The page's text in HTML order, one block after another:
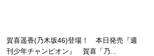
賀喜遥香(乃木坂46)登場！ 本日発売『週
刊少年チャンピオン』 賀喜「乃...